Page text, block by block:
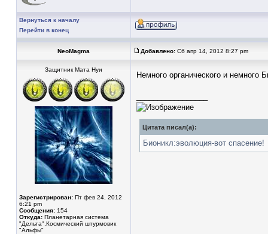
Вернуться к началу
Перейти в конец
NeoMagma Добавлено: Сб апр 14, 2012 8:27 pm
Защитник Мата Нуи
Зарегистрирован: Пт фев 24, 2012
6:21 pm
Сообщения: 154
Откуда: Планетарная система
"Дельта",Космический штурмовик
"Альфы"
Немного органического и немного
Цитата писал(а):
Бионикл:эволюция-вот спасение!